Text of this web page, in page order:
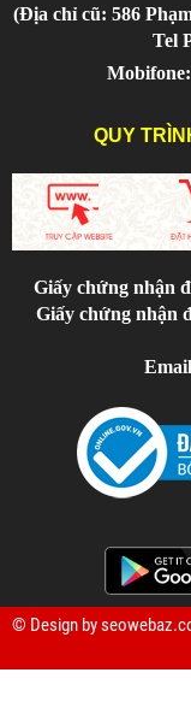
(Địa chỉ cũ: 586
Tel
Mobifone:
QUY
Giấy chứng nhận
Giấy chứng nhận
© Design by